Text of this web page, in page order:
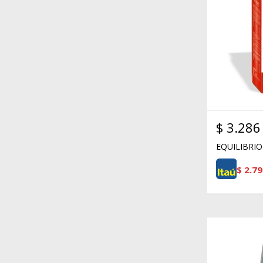
$ 3.286
$